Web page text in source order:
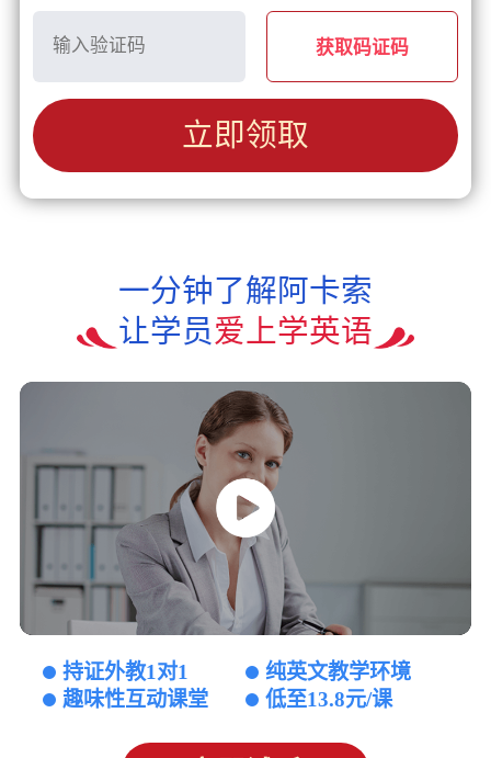
获取码证码
立即领取
一分钟了解阿卡索
让学员爱上学英语
持证外教1对1
纯英文教学环境
趣味性互动课堂
低至13.8元/课